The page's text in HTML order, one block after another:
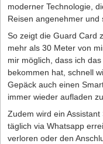
moderner Technologie,
Reisen angenehmer und
So zeigt die Guard Card
mehr als 30 Meter von
mir möglich, dass ich
bekommen hat, schnell
Gepäck auch einen
immer wieder aufladen
Zudem wird ein
täglich via Whatsapp
verloren oder den